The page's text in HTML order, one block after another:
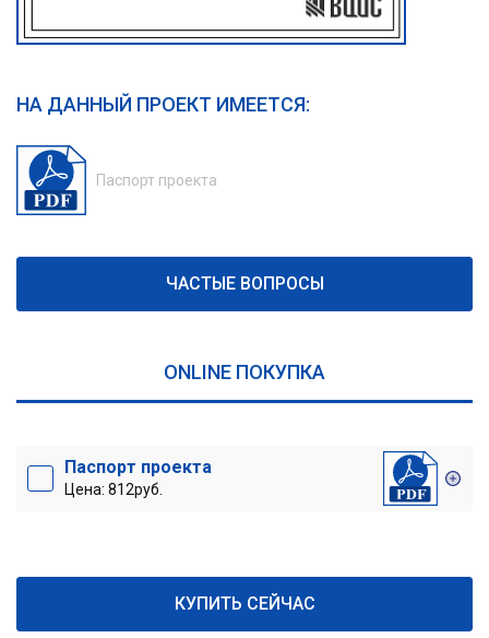
НА ДАННЫЙ ПРОЕКТ ИМЕЕТСЯ:
Паспорт проекта
ЧАСТЫЕ ВОПРОСЫ
ONLINE ПОКУПКА
Паспорт проекта
Цена: 812руб.
КУПИТЬ СЕЙЧАС